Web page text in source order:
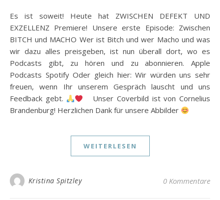
Es ist soweit! Heute hat ZWISCHEN DEFEKT UND
EXZELLENZ Premiere! Unsere erste Episode: Zwischen
BITCH und MACHO Wer ist Bitch und wer Macho und was
wir dazu alles preisgeben, ist nun überall dort, wo es
Podcasts gibt, zu hören und zu abonnieren. Apple
Podcasts Spotify Oder gleich hier: Wir würden uns sehr
freuen, wenn Ihr unserem Gespräch lauscht und uns
Feedback gebt.
Unser Coverbild ist von Cornelius
Brandenburg! Herzlichen Dank für unsere Abbilder
WEITERLESEN
Kristina Spitzley 0 Kommentare